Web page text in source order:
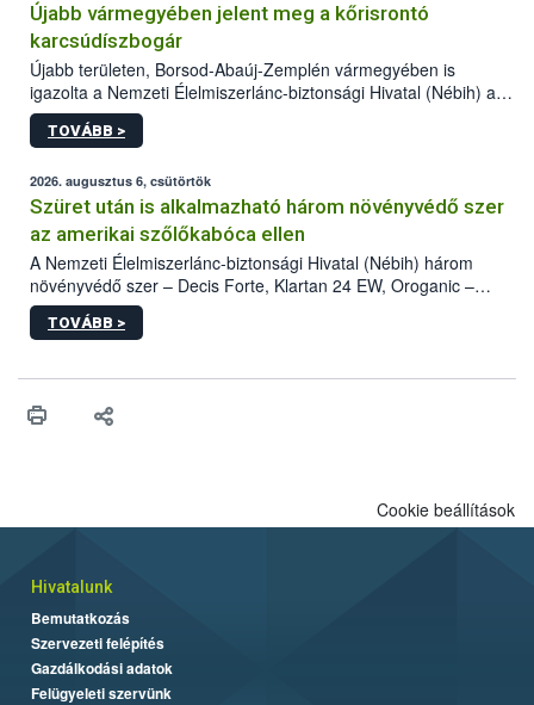
Újabb vármegyében jelent meg a kőrisrontó
karcsúdíszbogár
Újabb területen, Borsod-Abaúj-Zemplén vármegyében is
igazolta a Nemzeti Élelmiszerlánc-biztonsági Hivatal (Nébih) a
kőrisrontó karcsúdíszbogár (Agrilus planipennis) jelenlétét. A
kártevőt nem csak színcsapdában találták meg, de már fertőzött
az intenzív felderítést, emellett az intézkedéseket a szlovák
hatósággal is összehangolják a terjedés megállítása érdekében.
TOVÁBB >
2026. augusztus 6, csütörtök
Szüret után is alkalmazható három növényvédő szer
az amerikai szőlőkabóca ellen
A Nemzeti Élelmiszerlánc-biztonsági Hivatal (Nébih) három
növényvédő szer – Decis Forte, Klartan 24 EW, Oroganic –
engedélyokiratát módosította, így azok a szüretet követően,
egészen a vesszőérettség (BBCH 91) stádiumáig
érésű szőlőkben is legyen lehetőség a károsító elleni további
felhasználók számára is elérhető és ökológiai termesztésben is
TOVÁBB >
Cookie beállítások
Hivatalunk
Bemutatkozás
Szervezeti felépítés
Gazdálkodási adatok
Felügyeleti szervünk